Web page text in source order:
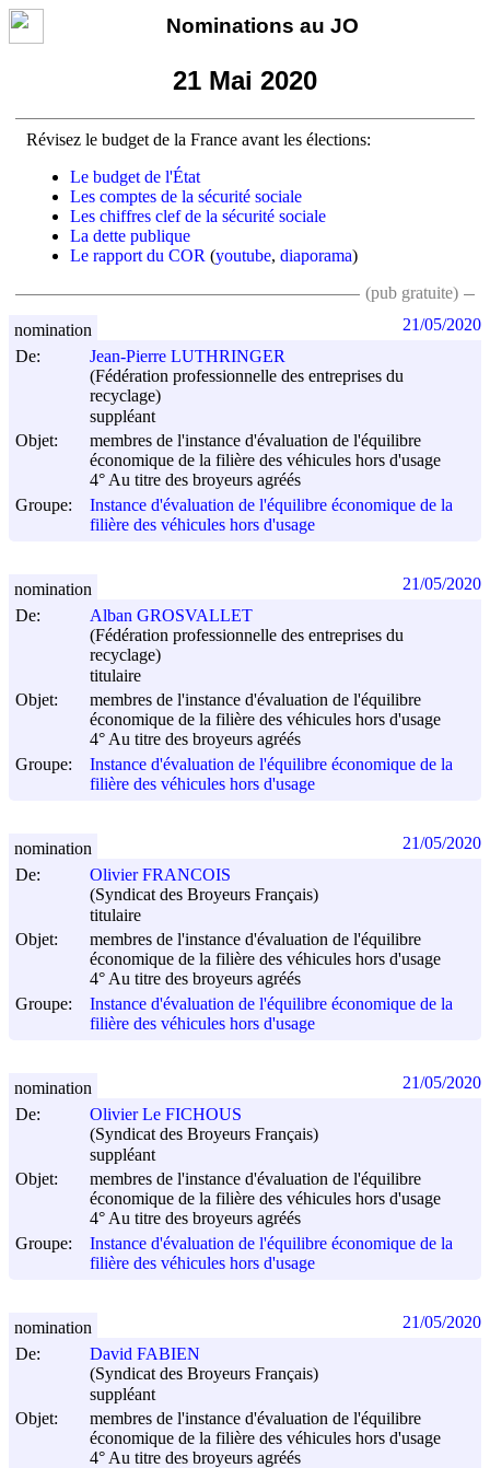
Nominations au JO
21 Mai 2020
Révisez le budget de la France avant les élections:
Le budget de l'État
Les comptes de la sécurité sociale
Les chiffres clef de la sécurité sociale
La dette publique
Le rapport du COR (youtube, diaporama)
(pub gratuite)
De:
Jean-Pierre LUTHRINGER
(Fédération professionnelle des entreprises du
recyclage)
suppléant
Objet:
membres de l'instance d'évaluation de l'équilibre
économique de la filière des véhicules hors d'usage
4° Au titre des broyeurs agréés
Groupe:
Instance d'évaluation de l'équilibre économique de la
filière des véhicules hors d'usage
nomination 21/05/2020
De:
Alban GROSVALLET
(Fédération professionnelle des entreprises du
recyclage)
titulaire
Objet:
membres de l'instance d'évaluation de l'équilibre
économique de la filière des véhicules hors d'usage
4° Au titre des broyeurs agréés
Groupe:
Instance d'évaluation de l'équilibre économique de la
filière des véhicules hors d'usage
nomination 21/05/2020
De:
Olivier FRANCOIS
(Syndicat des Broyeurs Français)
titulaire
Objet:
membres de l'instance d'évaluation de l'équilibre
économique de la filière des véhicules hors d'usage
4° Au titre des broyeurs agréés
Groupe:
Instance d'évaluation de l'équilibre économique de la
filière des véhicules hors d'usage
nomination 21/05/2020
De:
Olivier Le FICHOUS
(Syndicat des Broyeurs Français)
suppléant
Objet:
membres de l'instance d'évaluation de l'équilibre
économique de la filière des véhicules hors d'usage
4° Au titre des broyeurs agréés
Groupe:
Instance d'évaluation de l'équilibre économique de la
filière des véhicules hors d'usage
nomination 21/05/2020
De:
David FABIEN
(Syndicat des Broyeurs Français)
suppléant
Objet:
membres de l'instance d'évaluation de l'équilibre
économique de la filière des véhicules hors d'usage
4° Au titre des broyeurs agréés
nomination 21/05/2020